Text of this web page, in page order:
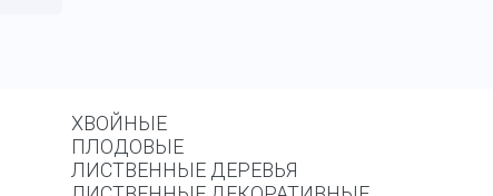
ХВОЙНЫЕ
ПЛОДОВЫЕ
ЛИСТВЕННЫЕ ДЕРЕВЬЯ